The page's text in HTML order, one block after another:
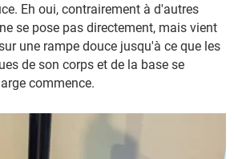
Eh oui, contrairement à d'autres
se pose pas directement, mais vient
une rampe douce jusqu'à ce que les
de son corps et de la base se
commence.